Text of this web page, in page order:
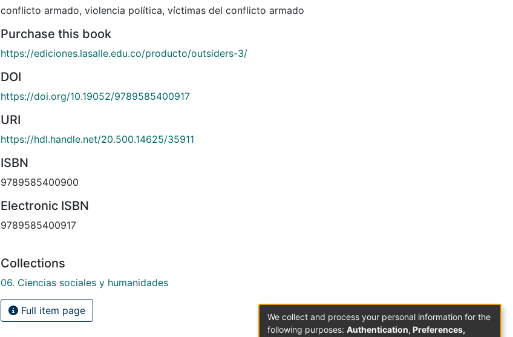
conflicto armado, violencia política, víctimas del conflicto armado
Purchase this book
https://ediciones.lasalle.edu.co/producto/outsiders-3/
DOI
https://doi.org/10.19052/9789585400917
URI
https://hdl.handle.net/20.500.14625/35911
ISBN
9789585400900
Electronic ISBN
9789585400917
Collections
06. Ciencias sociales y humanidades
Full item page
We collect and process your personal information for the
following purposes: Authentication, Preferences,